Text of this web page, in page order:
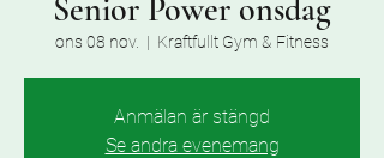
Senior Power onsdag
ons 08 nov.
  |
Kraftfullt Gym & Fitness
Anmälan är stängd
Se andra evenemang